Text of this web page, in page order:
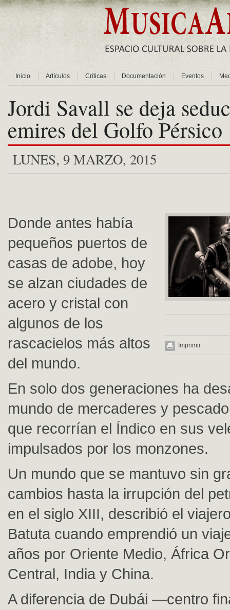
Inicio Artículos Críticas Documentación Eventos
Jordi Savall se deja
emires del Golfo Pérsico
LUNES, 9 MARZO, 2015
Imprimir
Donde antes había
pequeños puertos de
casas de adobe, hoy
se alzan ciudades de
acero y cristal con
algunos de los
rascacielos más altos
del mundo.
En solo dos generaciones ha
mundo de mercaderes y
que recorrían el Índico en sus
impulsados por los monzones.
Un mundo que se mantuvo sin
cambios hasta la irrupción del
en el siglo XIII, describió el
Batuta cuando emprendió un
años por Oriente Medio, África
Central, India y China.
A diferencia de Dubái —centro